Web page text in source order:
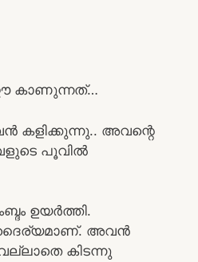
കാണുന്നത്…
കളിക്കുന്നു.. അവന്റെ
പൂവിൽ
ഉയർത്തി.
ദൈര്യമാണ്‌. അവൻ
കിടന്നു